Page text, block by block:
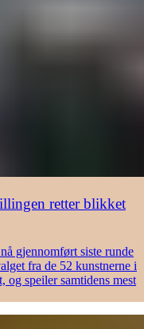
retter blikket
gjennomført siste runde
fra de 52 kunstnerne i
og speiler samtidens mest